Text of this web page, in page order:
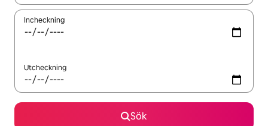
Incheckning
Utcheckning
Sök